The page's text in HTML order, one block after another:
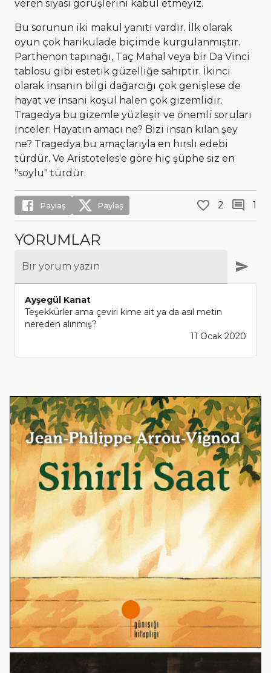
veren siyasi görüşlerini kabul etmeyiz.
Bu sorunun iki makul yanıtı vardır. İlk olarak
oyun çok harikulade biçimde kurgulanmıştır.
Parthenon tapınağı, Taç Mahal veya bir Da Vinci
tablosu gibi estetik güzelliğe sahiptir. İkinci
olarak insanın bilgi dağarcığı çok genişlese de
hayat ve insani koşul halen çok gizemlidir.
Tragedya bu gizemle yüzleşir ve önemli soruları
inceler: Hayatın amacı ne? Bizi insan kılan şey
ne? Tragedya bu amaçlarıyla en hırslı edebi
türdür. Ve Aristoteles'e göre hiç şüphe siz en
"soylu" türdür.
Paylaş Paylaş 2 1
YORUMLAR
Bir yorum yazın
Ayşegül Kanat
Teşekkürler ama çeviri kime ait ya da asıl metin
nereden alınmış?
11 Ocak 2020